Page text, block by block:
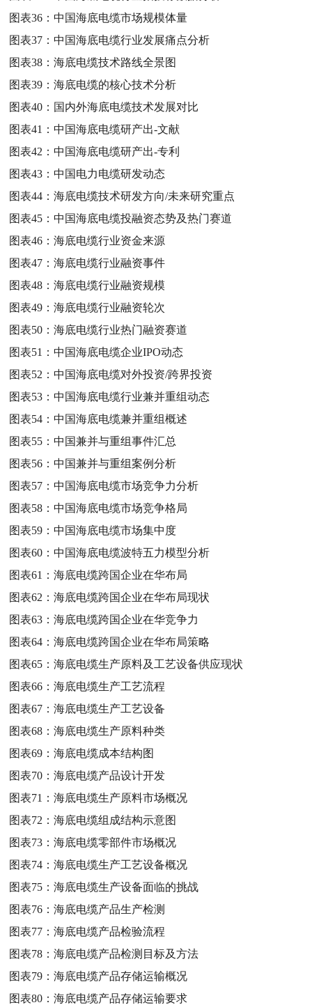
图表36：中国海底电缆市场规模体量
图表37：中国海底电缆行业发展痛点分析
图表38：海底电缆技术路线全景图
图表39：海底电缆的核心技术分析
图表40： 国内外海底电缆技术发展对比
图表41：中国海底电缆研产出-文献
图表42：中国海底电缆研产出-专利
图表43：中国电力电缆研发动态
图表44：海底电缆技术研发方向/未来研究重点
图表45：中国海底电缆投融资态势及热门赛道
图表46：海底电缆行业资金来源
图表47：海底电缆行业融资事件
图表48：海底电缆行业融资规模
图表49：海底电缆行业融资轮次
图表50：海底电缆行业热门融资赛道
图表51：中国海底电缆企业IPO动态
图表52：中国海底电缆对外投资/跨界投资
图表53：中国海底电缆行业兼并重组动态
图表54：中国海底电缆兼并重组概述
图表55：中国兼并与重组事件汇总
图表56：中国兼并与重组案例分析
图表57：中国海底电缆市场竞争力分析
图表58：中国海底电缆市场竞争格局
图表59：中国海底电缆市场集中度
图表60：中国海底电缆波特五力模型分析
图表61：海底电缆跨国企业在华布局
图表62：海底电缆跨国企业在华布局现状
图表63：海底电缆跨国企业在华竞争力
图表64：海底电缆跨国企业在华布局策略
图表65：海底电缆生产原料及工艺设备供应现状
图表66：海底电缆生产工艺流程
图表67：海底电缆生产工艺设备
图表68：海底电缆生产原料种类
图表69：海底电缆成本结构图
图表70：海底电缆产品设计开发
图表71：海底电缆生产原料市场概况
图表72：海底电缆组成结构示意图
图表73：海底电缆零部件市场概况
图表74：海底电缆生产工艺设备概况
图表75：海底电缆生产设备面临的挑战
图表76：海底电缆产品生产检测
图表77：海底电缆产品检验流程
图表78：海底电缆产品检测目标及方法
图表79：海底电缆产品存储运输概况
图表80：海底电缆产品存储运输要求